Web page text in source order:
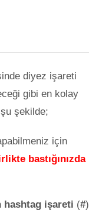
diyez işareti
gibi en kolay
şekilde;
için
bastığınızda
hashtag işareti (#)